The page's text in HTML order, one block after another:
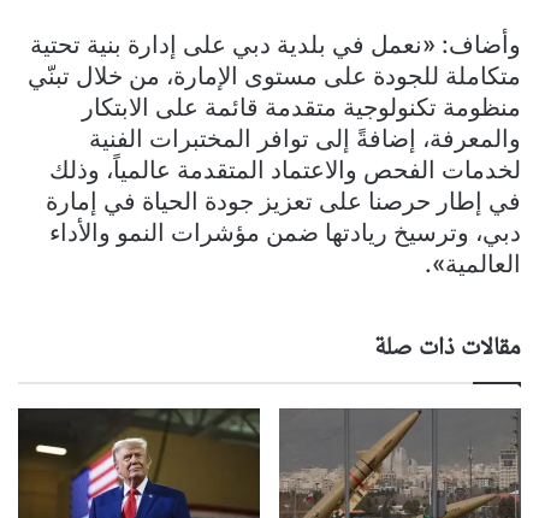
وأضاف: «نعمل في بلدية دبي على إدارة بنية تحتية
متكاملة للجودة على مستوى الإمارة، من خلال تبنّي
منظومة تكنولوجية متقدمة قائمة على الابتكار
والمعرفة، إضافةً إلى توافر المختبرات الفنية
لخدمات الفحص والاعتماد المتقدمة عالمياً، وذلك
في إطار حرصنا على تعزيز جودة الحياة في إمارة
دبي، وترسيخ ريادتها ضمن مؤشرات النمو والأداء
العالمية».
مقالات ذات صلة